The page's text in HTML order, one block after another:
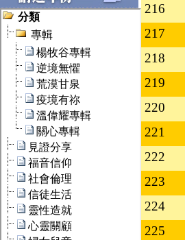
216
217
218
219
220
221
222
223
224
225